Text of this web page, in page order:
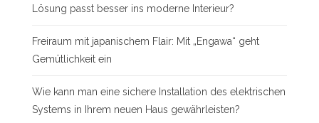
Lösung passt besser ins moderne Interieur?
Freiraum mit japanischem Flair: Mit „Engawa“ geht
Gemütlichkeit ein
Wie kann man eine sichere Installation des elektrischen
Systems in Ihrem neuen Haus gewährleisten?